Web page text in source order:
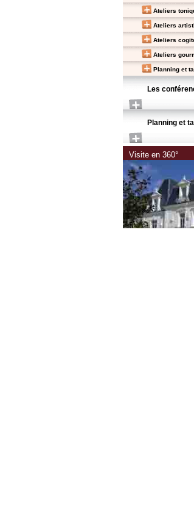
Ateliers
Ateliers
Ateliers
Ateliers
Planning et
Les
Planning et
Visite en 360°